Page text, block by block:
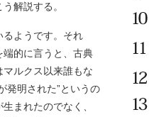
解説する。
るようです。それ
的に言うと、古典
ルクス以来誰もな
発明された”というの
まれたのでなく、